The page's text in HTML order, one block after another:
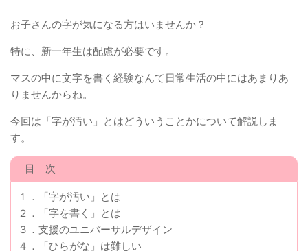
お子さんの字が気になる方はいませんか？
特に、新一年生は配慮が必要です。
マスの中に文字を書く経験なんて日常生活の中にはあまりあ
りませんからね。
今回は「字が汚い」とはどういうことかについて解説しま
す。
目 次
１．「字が汚い」とは
２．「字を書く」とは
３．支援のユニバーサルデザイン
４．「ひらがな」は難しい